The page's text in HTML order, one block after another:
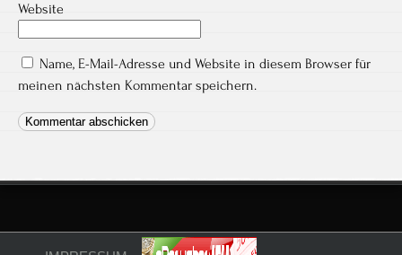
Website
Name, E-Mail-Adresse und Website in diesem Browser für
meinen nächsten Kommentar speichern.